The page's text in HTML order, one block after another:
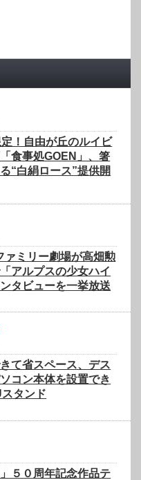
！自由が丘のルイビ
食事処GOEN」、箸
“白絹ロース”提供開
ァミリー劇場が高畑勲
アルプスの少女ハイ
タビューを一挙放送
て省スペース、デス
コン本体を設置でき
タンド
」５０周年記念作品テ